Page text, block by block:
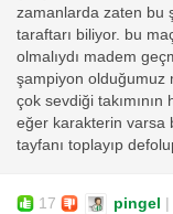
zamanlarda zaten bu
taraftarı biliyor. bu
olmalıydı madem
şampiyon olduğumuz
çok sevdiği
eğer karakterin varsa
tayfanı toplayıp
17 pingel |